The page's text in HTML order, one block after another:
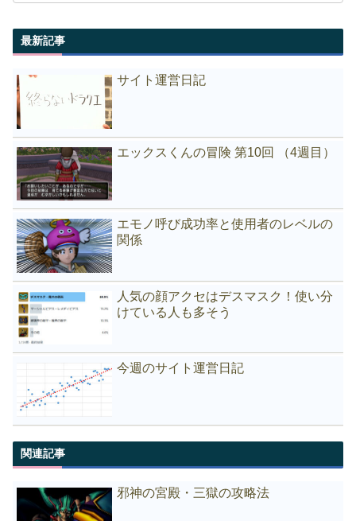
最新記事
サイト運営日記
エックスくんの冒険 第10回 （4週目）
エモノ呼び成功率と使用者のレベルの
関係
人気の顔アクセはデスマスク！使い分
けている人も多そう
今週のサイト運営日記
関連記事
邪神の宮殿・三獄の攻略法